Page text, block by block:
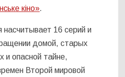
кіно».
насчитывает 16 серий и
домой, старых
и опасной тайне,
Второй мировой